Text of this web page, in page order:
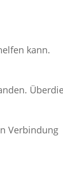
kann.
Verbindung